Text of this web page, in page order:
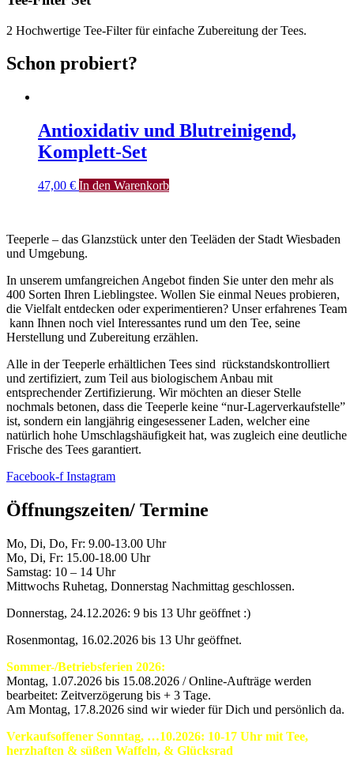
2 Hochwertige Tee-Filter für einfache Zubereitung der Tees.
Schon probiert?
Antioxidativ und Blutreinigend,
Komplett-Set
47,00 € In den Warenkorb
Teeperle – das Glanzstück unter den Teeläden der Stadt Wiesbaden
und Umgebung.
In unserem umfangreichen Angebot finden Sie unter den mehr als
400 Sorten Ihren Lieblingstee. Wollen Sie einmal Neues probieren,
die Vielfalt entdecken oder experimentieren? Unser erfahrenes Team
kann Ihnen noch viel Interessantes rund um den Tee, seine
Herstellung und Zubereitung erzählen.
Alle in der Teeperle erhältlichen Tees sind rückstandskontrolliert
und zertifiziert, zum Teil aus biologischem Anbau mit
entsprechender Zertifizierung. Wir möchten an dieser Stelle
nochmals betonen, dass die Teeperle keine “nur-Lagerverkaufstelle”
ist, sondern ein langjährig eingesessener Laden, welcher eine
natürlich hohe Umschlagshäufigkeit hat, was zugleich eine deutliche
Frische des Tees garantiert.
Facebook-f Instagram
Öffnungszeiten/ Termine
Mo, Di, Do, Fr: 9.00-13.00 Uhr
Mo, Di, Fr: 15.00-18.00 Uhr
Samstag: 10 – 14 Uhr
Mittwochs Ruhetag, Donnerstag Nachmittag geschlossen.
Donnerstag, 24.12.2026: 9 bis 13 Uhr geöffnet :)
Rosenmontag, 16.02.2026 bis 13 Uhr geöffnet.
Sommer-/Betriebsferien 2026:
Montag, 1.07.2026 bis 15.08.2026 / Online-Aufträge werden
bearbeitet: Zeitverzögerung bis + 3 Tage.
Am Montag, 17.8.2026 sind wir wieder für Dich und persönlich da.
Verkaufsoffener Sonntag, …10.2026: 10-17 Uhr mit Tee,
herzhaften & süßen Waffeln, & Glücksrad